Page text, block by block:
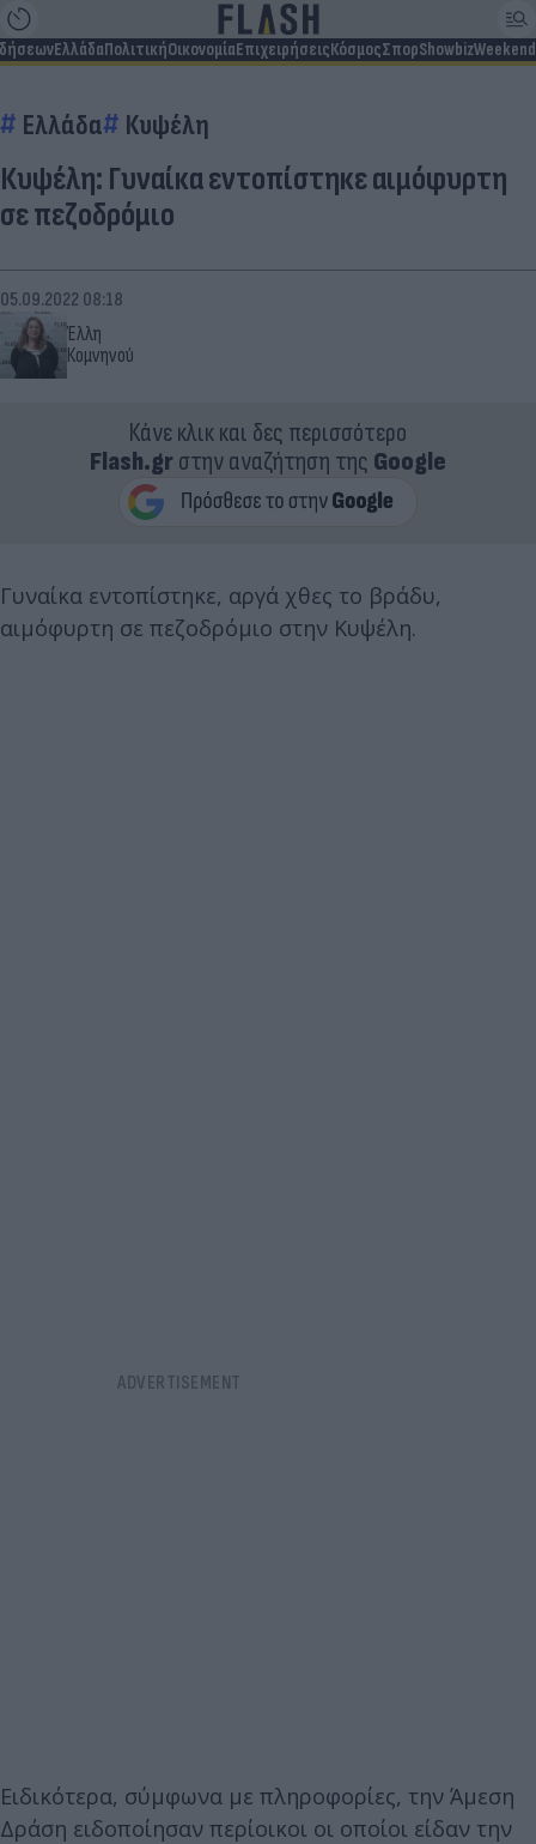
ΕλλάδαΠολιτικήΟικονομίαΕπιχειρήσειςΚόσμοςΣπορShowbizWeekend
Ελλάδα Κυψέλη
Κυψέλη: Γυναίκα εντοπίστηκε αιμόφυρτη
σε πεζοδρόμιο
Έλλη
Κομνηνού
05.09.2022 08:18
Κάνε κλικ και δες περισσότερο
Flash.grστην αναζήτηση της Google
Γυναίκα εντοπίστηκε, αργά χθες το βράδυ,
αιμόφυρτη σε πεζοδρόμιο στην Κυψέλη.
Ειδικότερα, σύμφωνα με πληροφορίες, την Άμεση
Δράση ειδοποίησαν περίοικοι οι οποίοι είδαν την